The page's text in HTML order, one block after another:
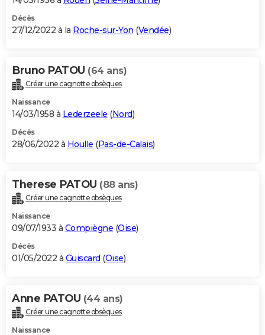
Décès
27/12/2022 à la Roche-sur-Yon (Vendée)
Bruno PATOU (64 ans)
Créer une cagnotte obsèques
Naissance
14/03/1958 à Lederzeele (Nord)
Décès
28/06/2022 à Houlle (Pas-de-Calais)
Therese PATOU (88 ans)
Créer une cagnotte obsèques
Naissance
09/07/1933 à Compiègne (Oise)
Décès
01/05/2022 à Guiscard (Oise)
Anne PATOU (44 ans)
Créer une cagnotte obsèques
Naissance